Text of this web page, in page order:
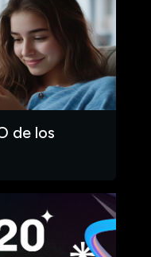
de los